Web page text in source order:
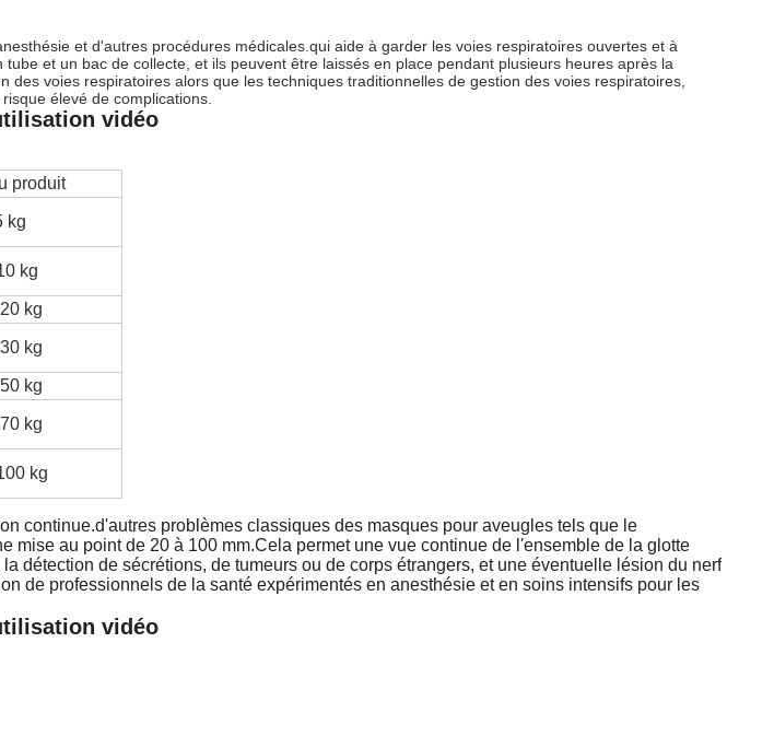
et d'autres procédures médicales.qui aide à garder les voies respiratoires ouvertes et à
et un bac de collecte, et ils peuvent être laissés en place pendant plusieurs heures après la
voies respiratoires alors que les techniques traditionnelles de gestion des voies respiratoires,
élevé de complications.
vidéo
produit
kg
kg
kg
kg
kg
kg
kg
continue.d'autres problèmes classiques des masques pour aveugles tels que le
au point de 20 à 100 mm.Cela permet une vue continue de l'ensemble de la glotte
détection de sécrétions, de tumeurs ou de corps étrangers, et une éventuelle lésion du nerf
de professionnels de la santé expérimentés en anesthésie et en soins intensifs pour les
vidéo